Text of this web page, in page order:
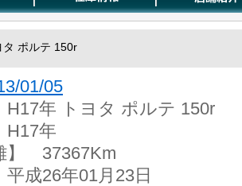
タ ポルテ 150r
01/05
H17年 トヨタ ポルテ 150r
H17年
】 37367Km
成26年01月23日